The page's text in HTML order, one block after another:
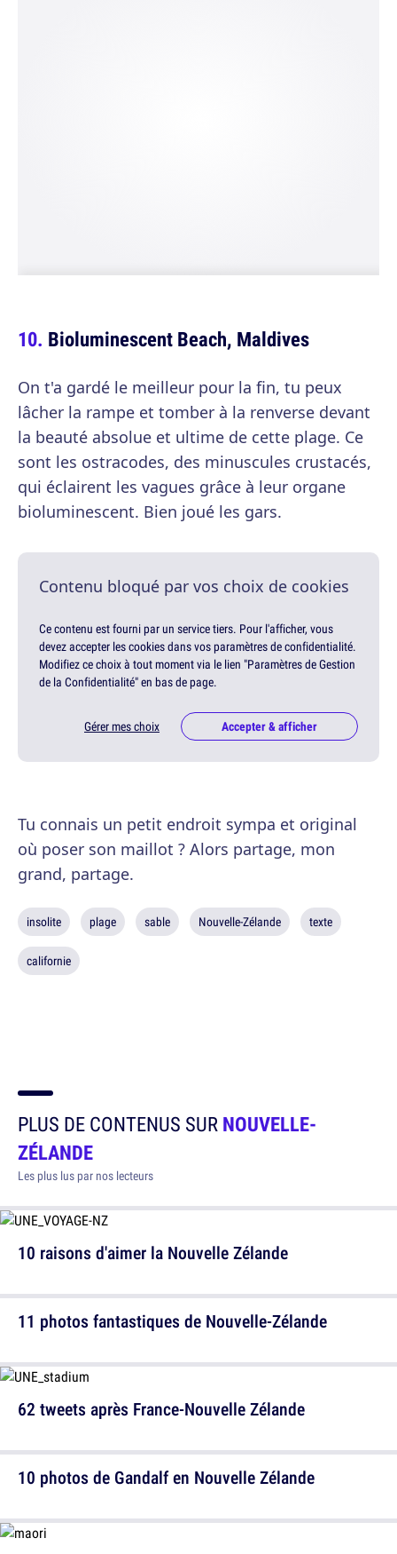
Bioluminescent Beach, Maldives
On t'a gardé le meilleur pour la fin, tu peux
lâcher la rampe et tomber à la renverse devant
la beauté absolue et ultime de cette plage. Ce
sont les ostracodes, des minuscules crustacés,
qui éclairent les vagues grâce à leur organe
bioluminescent. Bien joué les gars.
Contenu bloqué par vos choix de cookies
Ce contenu est fourni par un service tiers. Pour l'afficher, vous
devez accepter les cookies dans vos paramètres de confidentialité.
Modifiez ce choix à tout moment via le lien "Paramètres de Gestion
de la Confidentialité" en bas de page.
Gérer mes choix Accepter & afficher
Tu connais un petit endroit sympa et original
où poser son maillot ? Alors partage, mon
grand, partage.
insolite plage sable Nouvelle-Zélande texte
californie
PLUS DE CONTENUS SURNOUVELLE-
ZÉLANDE
Les plus lus par nos lecteurs
10 raisons d'aimer la Nouvelle Zélande
62 tweets après France-Nouvelle Zélande
11 photos fantastiques de Nouvelle-Zélande
10 photos de Gandalf en Nouvelle Zélande